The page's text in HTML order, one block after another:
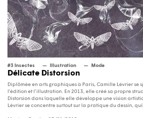
#3 Insectes Illustration Mode
Délicate Distorsion
Diplômée en arts graphiques à Paris, Camille Lévrier se
l’édition et l’illustration. En 2013, elle créé sa propre
Distorsion dans laquelle elle développe une vision
Lévrier se concentre surtout sur la pratique du dessin,